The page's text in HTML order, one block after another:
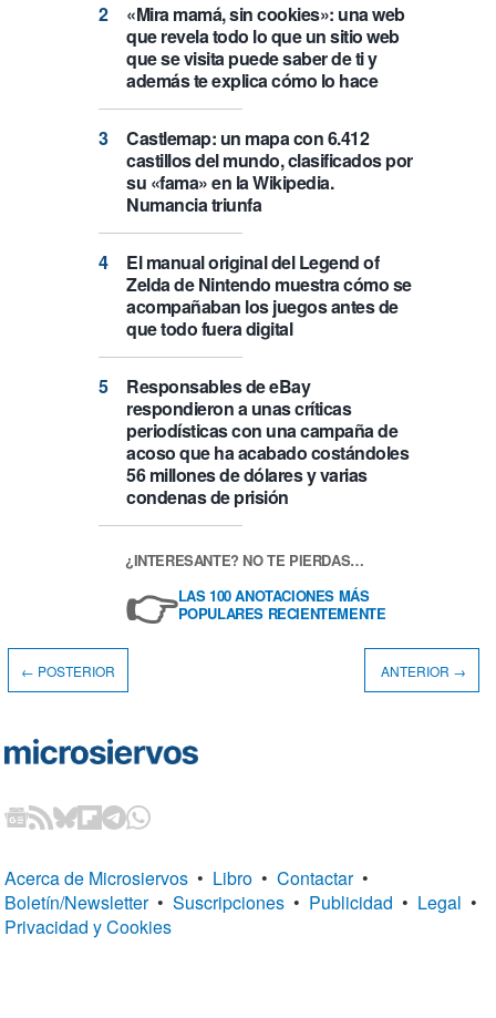
«Mira mamá, sin cookies»: una web
que revela todo lo que un sitio web
que se visita puede saber de ti y
además te explica cómo lo hace
Castlemap: un mapa con 6.412
castillos del mundo, clasificados por
su «fama» en la Wikipedia.
Numancia triunfa
El manual original del Legend of
Zelda de Nintendo muestra cómo se
acompañaban los juegos antes de
que todo fuera digital
Responsables de eBay
respondieron a unas críticas
periodísticas con una campaña de
acoso que ha acabado costándoles
56 millones de dólares y varias
condenas de prisión
¿INTERESANTE? NO TE PIERDAS…
👉LAS 100 ANOTACIONES MÁS
POPULARES RECIENTEMENTE
← POSTERIOR ANTERIOR →
Acerca de Microsiervos • Libro • Contactar •
Boletín/Newsletter • Suscripciones • Publicidad • Legal •
Privacidad y Cookies